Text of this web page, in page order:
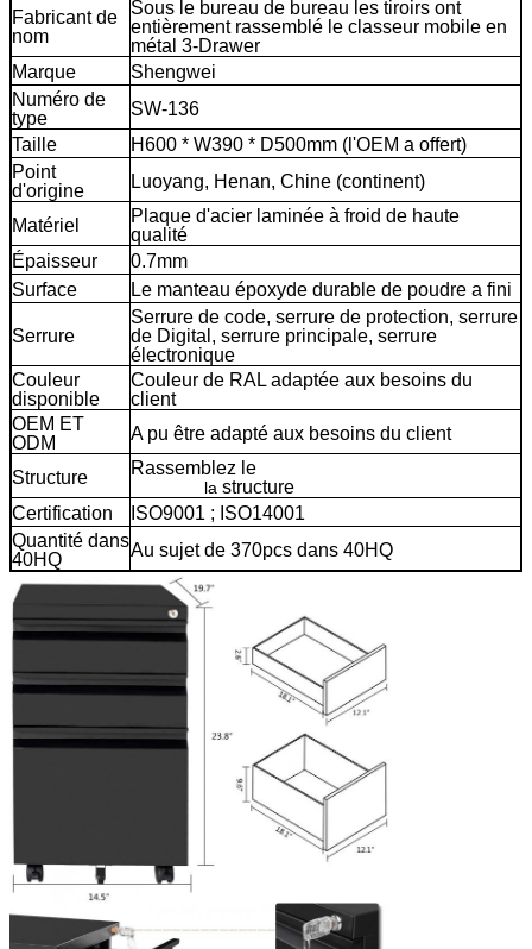
Fabricant de
nom
Sous le bureau de bureau les tiroirs ont
entièrement rassemblé le classeur mobile en
métal 3-Drawer
Marque
Shengwei
Numéro de
type
SW-136
Taille
H600 * W390 * D500mm (l'OEM a offert)
Point
d'origine
Luoyang, Henan, Chine (continent)
Matériel
Plaque d'acier laminée à froid de haute
qualité
Épaisseur
0.7mm
Surface
Le manteau époxyde durable de poudre a fini
Serrure
Serrure de code, serrure de protection, serrure
de Digital, serrure principale, serrure
électronique
Couleur
disponible
Couleur de RAL adaptée aux besoins du
client
OEM ET
ODM
A pu être adapté aux besoins du client
Structure Rassemblez le
la structure
Certification
ISO9001 ; ISO14001
Quantité dans
40HQ
Au sujet de 370pcs dans 40HQ